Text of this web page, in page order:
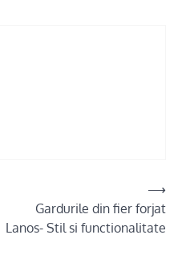
Gardurile din fier forjat
Lanos- Stil si functionalitate
⟶